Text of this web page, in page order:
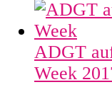
ADGT
Week